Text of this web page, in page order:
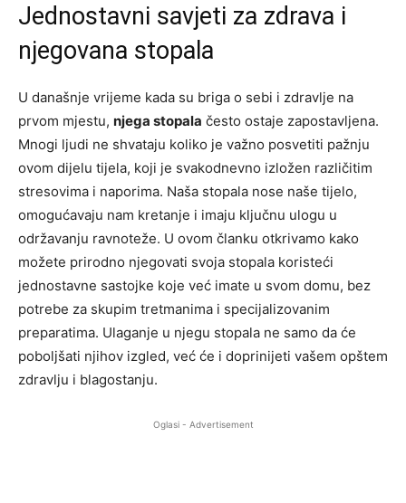
Jednostavni savjeti za zdrava i
njegovana stopala
U današnje vrijeme kada su briga o sebi i zdravlje na
prvom mjestu, njega stopala često ostaje zapostavljena.
Mnogi ljudi ne shvataju koliko je važno posvetiti pažnju
ovom dijelu tijela, koji je svakodnevno izložen različitim
stresovima i naporima. Naša stopala nose naše tijelo,
omogućavaju nam kretanje i imaju ključnu ulogu u
održavanju ravnoteže. U ovom članku otkrivamo kako
možete prirodno njegovati svoja stopala koristeći
jednostavne sastojke koje već imate u svom domu, bez
potrebe za skupim tretmanima i specijalizovanim
preparatima. Ulaganje u njegu stopala ne samo da će
poboljšati njihov izgled, već će i doprinijeti vašem opštem
zdravlju i blagostanju.
Oglasi - Advertisement